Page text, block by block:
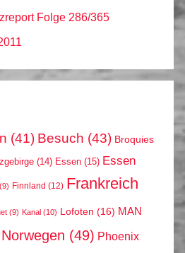
Folge 286/365
(41) Besuch (43) Broquies
(14) Essen (15) Essen
(9) Finnland (12) Frankreich
(9) Kanal (10) Lofoten (16) MAN
Norwegen (49) Phoenix